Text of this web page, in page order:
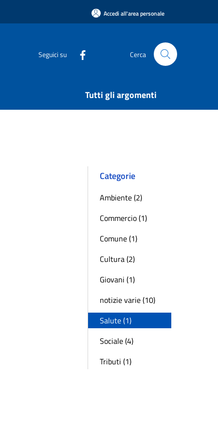
Accedi all'area personale
Seguici su Cerca
Tutti gli argomenti
Categorie
Ambiente (2)
Commercio (1)
Comune (1)
Cultura (2)
Giovani (1)
notizie varie (10)
Salute (1)
Sociale (4)
Tributi (1)